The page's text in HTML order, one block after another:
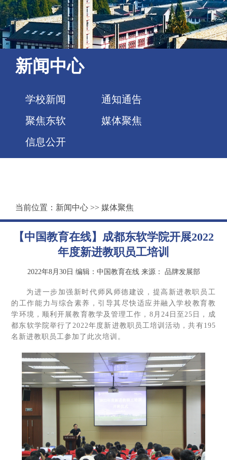
新闻中心
学校新闻
通知通告
聚焦东软
媒体聚焦
信息公开
当前位置： 新闻中心 >> 媒体聚焦
【中国教育在线】成都东软学院开展2022
年度新进教职员工培训
2022年8月30日 编辑：中国教育在线 来源： 品牌发展部
为进一步加强新时代师风师德建设，提高新进教职员工
的工作能力与综合素养，引导其尽快适应并融入学校教育教
学环境，顺利开展教育教学及管理工作，8月24日至25日，成
都东软学院举行了2022年度新进教职员工培训活动，共有195
名新进教职员工参加了此次培训。